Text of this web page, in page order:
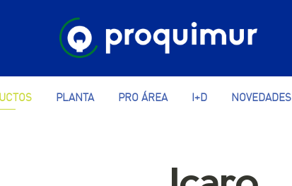
PLANTA PRO ÁREA I+D NOVEDADES